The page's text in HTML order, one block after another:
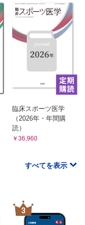
臨床スポーツ医学
（2026年・年間購
読）
￥36,960
すべてを表示
3